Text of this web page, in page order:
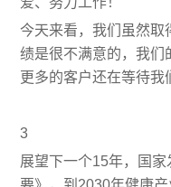
今天来看，我们虽然取
绩是很不满意的，我们
更多的客户还在等待我
3
展望下一个15年，国